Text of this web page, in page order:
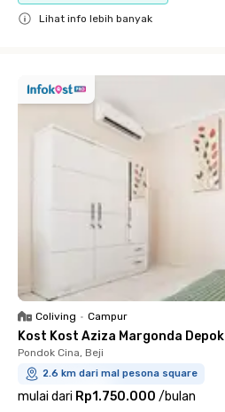
Lihat info lebih banyak
Coliving • Campur
Kost Kost Aziza Margonda Depok
Pondok Cina, Beji
2.6 km dari mal pesona square
mulai dari Rp1.750.000 /bulan